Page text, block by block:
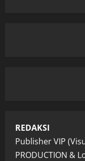
REDAKSI
Publisher VIP
PRODUCTION &